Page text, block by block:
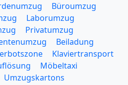
Büroumzug
Laborumzug
Privatumzug
Beiladung
Klaviertransport
Möbeltaxi
Umzugskartons